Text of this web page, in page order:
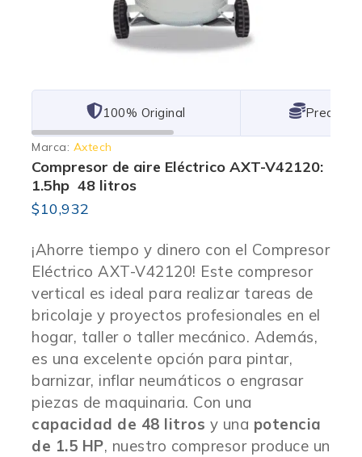
101% Original Lowest
Marca: Axtech
Compresor de aire Eléctrico AXT-V42120:
1.5hp 48 litros
$10,932
¡Ahorre tiempo y dinero con el Compresor
Eléctrico AXT-V42120! Este compresor
vertical es ideal para realizar tareas de
bricolaje y proyectos profesionales en el
hogar, taller o taller mecánico. Además,
es una excelente opción para pintar,
barnizar, inflar neumáticos o engrasar
piezas de maquinaria. Con una
capacidad de 48 litros y una potencia
de 1.5 HP, nuestro compresor produce un